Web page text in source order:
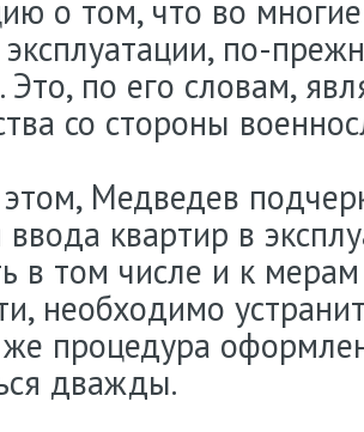
о том, что во
по-
Это, по его словам,
со стороны
Медведев
ввода квартир в
в том числе и к
необходимо
процедура
дважды.